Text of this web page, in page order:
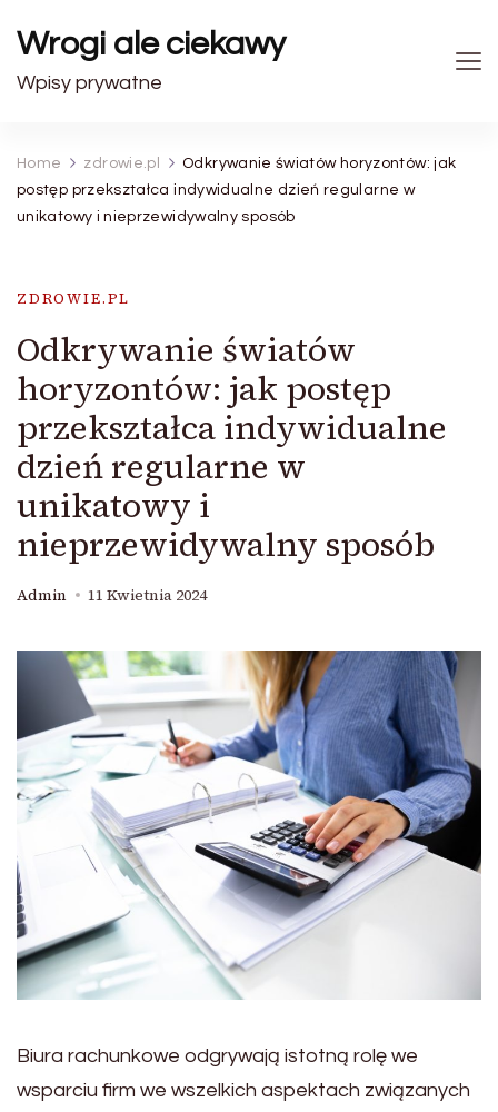
Wrogi ale ciekawy
Wpisy prywatne
Home zdrowie.pl
Odkrywanie światów horyzontów: jak
postęp przekształca indywidualne dzień regularne w
unikatowy i nieprzewidywalny sposób
ZDROWIE.PL
Odkrywanie światów
horyzontów: jak postęp
przekształca indywidualne
dzień regularne w
unikatowy i
nieprzewidywalny sposób
Admin 11 Kwietnia 2024
Biura rachunkowe odgrywają istotną rolę we
wsparciu firm we wszelkich aspektach związanych